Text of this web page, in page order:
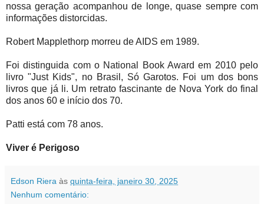
nossa geração acompanhou de longe, quase sempre com
informações distorcidas.
Robert Mapplethorp morreu de AIDS em 1989.
Foi distinguida com o National Book Award em 2010 pelo
livro "Just Kids", no Brasil, Só Garotos. Foi um dos bons
livros que já li. Um retrato fascinante de Nova York do final
dos anos 60 e início dos 70.
Patti está com 78 anos.
Viver é Perigoso
Edson Riera às quinta-feira, janeiro 30, 2025
Nenhum comentário: